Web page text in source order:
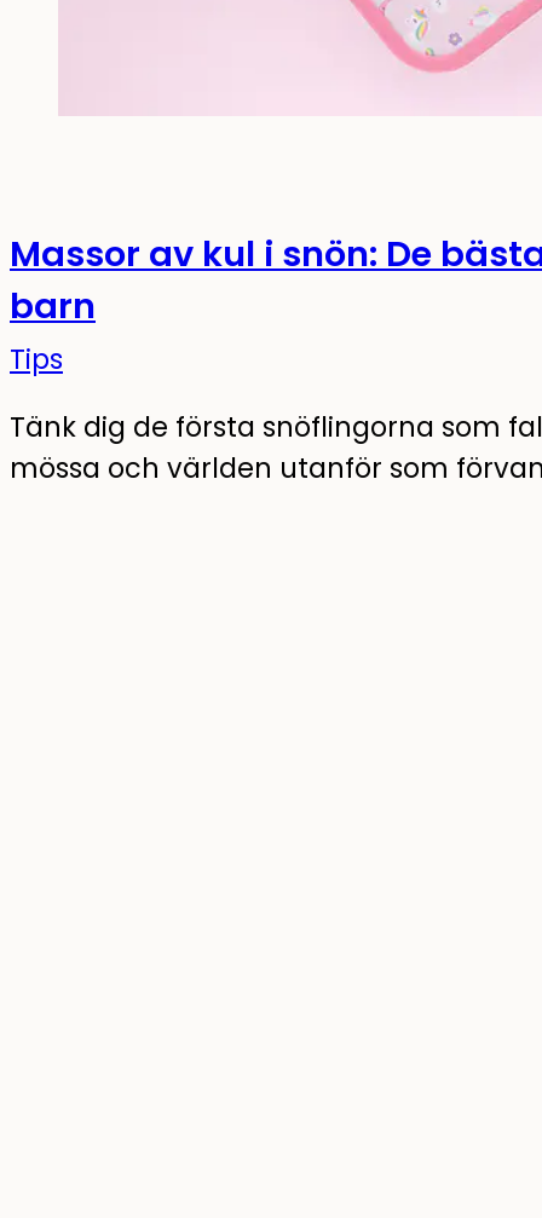
Massor av kul i snön: De
barn
Tips
Tänk dig de första snöflingorna som
mössa och världen utanför som